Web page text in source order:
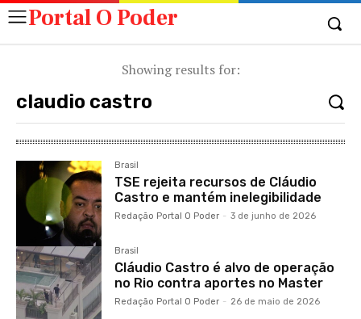
Portal O Poder
Showing results for:
Brasil
TSE rejeita recursos de Cláudio
Castro e mantém inelegibilidade
Redação Portal O Poder - 3 de junho de 2026
Brasil
Cláudio Castro é alvo de operação
no Rio contra aportes no Master
Redação Portal O Poder - 26 de maio de 2026